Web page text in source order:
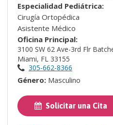
Especialidad Pediátrica:
Cirugía Ortopédica
Asistente Médico
Oficina Principal:
3100 SW 62 Ave-3rd Flr
Miami, FL 33155
305-662-8366
Género: Masculino
Solicitar una Cita